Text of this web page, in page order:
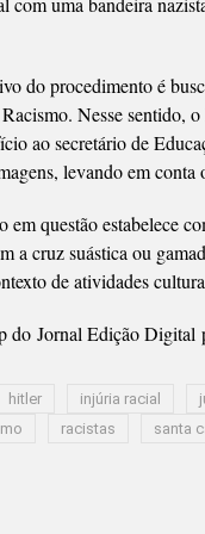
do procedimento é
Nesse sentido,
ao secretário de
levando em
em questão estabelece
a cruz suástica ou
de atividades
Jornal Edição Digital
hitler injúria racial
racistas santa